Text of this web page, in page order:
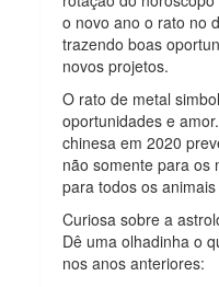
o novo ano o rato no
trazendo boas
novos projetos.
O rato de metal
oportunidades e
chinesa em 2020
não somente para os
para todos os
Curiosa sobre a
Dê uma olhadinha o
nos anos anteriores: